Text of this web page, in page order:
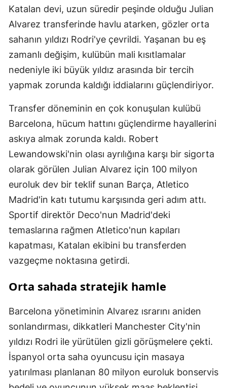
Katalan devi, uzun süredir peşinde olduğu Julian
Alvarez transferinde havlu atarken, gözler orta
sahanın yıldızı Rodri'ye çevrildi. Yaşanan bu eş
zamanlı değişim, kulübün mali kısıtlamalar
nedeniyle iki büyük yıldız arasında bir tercih
yapmak zorunda kaldığı iddialarını güçlendiriyor.
Transfer döneminin en çok konuşulan kulübü
Barcelona, hücum hattını güçlendirme hayallerini
askıya almak zorunda kaldı. Robert
Lewandowski'nin olası ayrılığına karşı bir sigorta
olarak görülen Julian Alvarez için 100 milyon
euroluk dev bir teklif sunan Barça, Atletico
Madrid'in katı tutumu karşısında geri adım attı.
Sportif direktör Deco'nun Madrid'deki
temaslarına rağmen Atletico'nun kapıları
kapatması, Katalan ekibini bu transferden
vazgeçme noktasına getirdi.
Orta sahada stratejik hamle
Barcelona yönetiminin Alvarez ısrarını aniden
sonlandırması, dikkatleri Manchester City'nin
yıldızı Rodri ile yürütülen gizli görüşmelere çekti.
İspanyol orta saha oyuncusu için masaya
yatırılması planlanan 80 milyon euroluk bonservis